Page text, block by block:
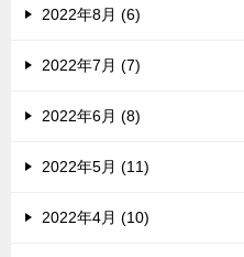
2022年8月 (6)
2022年7月 (7)
2022年6月 (8)
2022年5月 (11)
2022年4月 (10)